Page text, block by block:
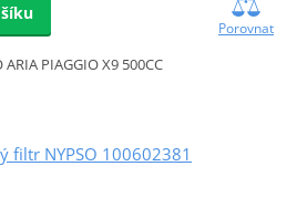
Porovnat
ARIA PIAGGIO X9 500CC
filtr NYPSO 100602381